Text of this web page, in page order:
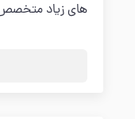
های زیاد متخصص